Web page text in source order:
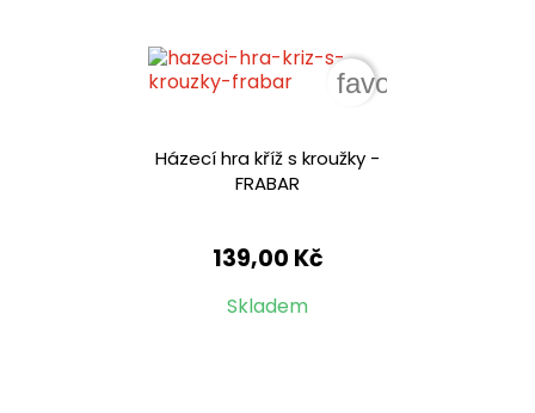
Házecí hra kříž s kroužky -
FRABAR
139,00 Kč
Skladem
favorite_border